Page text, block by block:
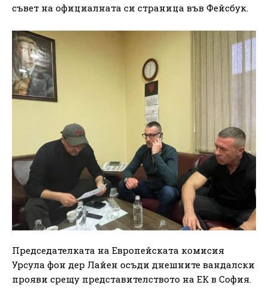
съвет на официалната си страница във Фейсбук.
Председателката на Европейската комисия
Урсула фон дер Лайен осъди днешните вандалски
прояви срещу представителството на ЕК в София.